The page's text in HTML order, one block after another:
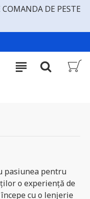
DE PESTE
pasiunea pentru
o experiență de
cu o lenjerie